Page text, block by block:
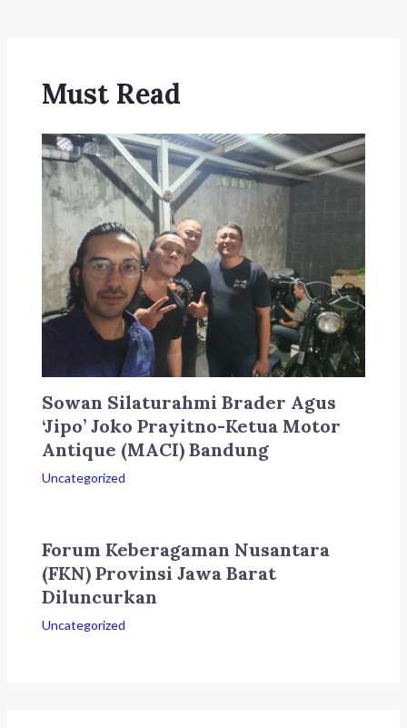
Must Read
Sowan Silaturahmi Brader Agus
‘Jipo’ Joko Prayitno-Ketua Motor
Antique (MACI) Bandung
Uncategorized
Forum Keberagaman Nusantara
(FKN) Provinsi Jawa Barat
Diluncurkan
Uncategorized